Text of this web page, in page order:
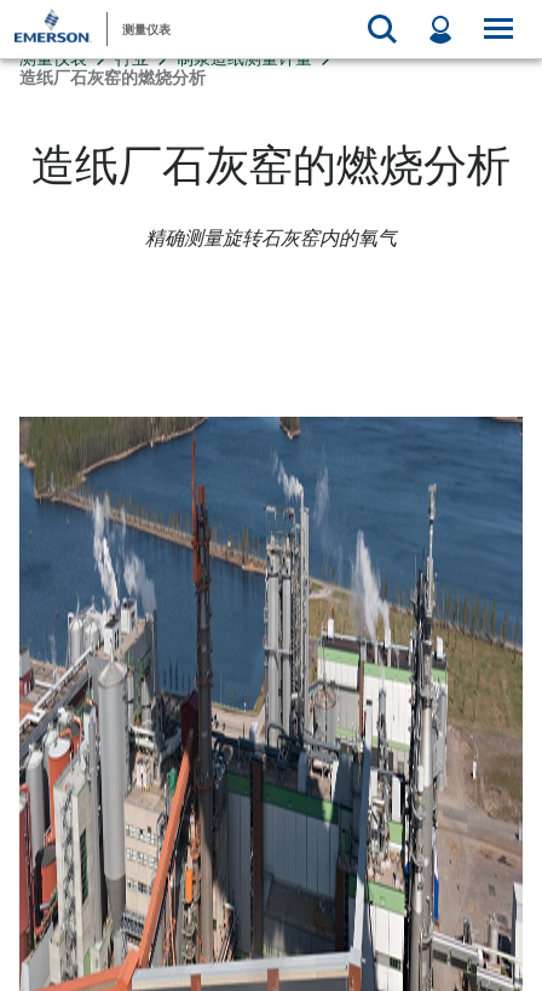
测量仪表
测量仪表 行业
制浆造纸测量计量
造纸厂石灰窑的燃烧分析
造纸厂石灰窑的燃烧分析
精确测量旋转石灰窑内的氧气